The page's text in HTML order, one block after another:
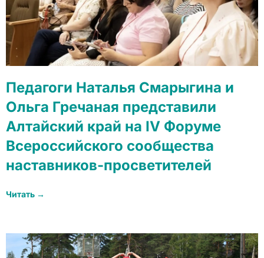
Педагоги Наталья Смарыгина и
Ольга Гречаная представили
Алтайский край на IV Форуме
Всероссийского сообщества
наставников-просветителей
Читать →